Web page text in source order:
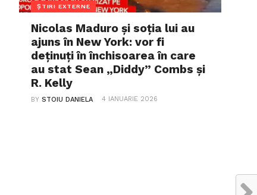
ȘTIRI EXTERNE
Nicolas Maduro și soția lui au
ajuns în New York: vor fi
deținuți în închisoarea în care
au stat Sean „Diddy” Combs și
R. Kelly
BYSTOIU DANIELA 4 IANUARIE 2026